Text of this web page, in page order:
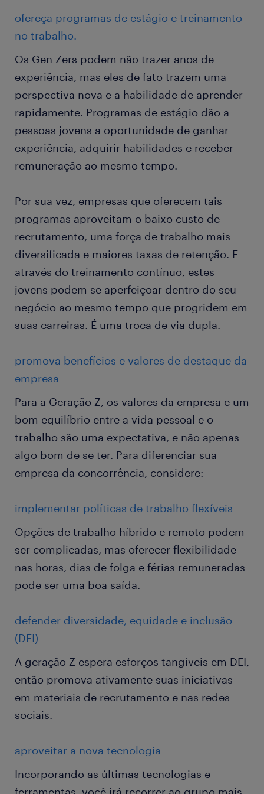
ofereça programas de estágio e treinamento
no trabalho.
Os Gen Zers podem não trazer anos de
experiência, mas eles de fato trazem uma
perspectiva nova e a habilidade de aprender
rapidamente. Programas de estágio dão a
pessoas jovens a oportunidade de ganhar
experiência, adquirir habilidades e receber
remuneração ao mesmo tempo.
Por sua vez, empresas que oferecem tais
programas aproveitam o baixo custo de
recrutamento, uma força de trabalho mais
diversificada e maiores taxas de retenção. E
através do treinamento contínuo, estes
jovens podem se aperfeiçoar dentro do seu
negócio ao mesmo tempo que progridem em
suas carreiras. É uma troca de via dupla.
promova benefícios e valores de destaque da
empresa
Para a Geração Z, os valores da empresa e um
bom equilíbrio entre a vida pessoal e o
trabalho são uma expectativa, e não apenas
algo bom de se ter. Para diferenciar sua
empresa da concorrência, considere:
implementar políticas de trabalho flexíveis
Opções de trabalho híbrido e remoto podem
ser complicadas, mas oferecer flexibilidade
nas horas, dias de folga e férias remuneradas
pode ser uma boa saída.
defender diversidade, equidade e inclusão
(DEI)
A geração Z espera esforços tangíveis em DEI,
então promova ativamente suas iniciativas
em materiais de recrutamento e nas redes
sociais.
aproveitar a nova tecnologia
Incorporando as últimas tecnologias e